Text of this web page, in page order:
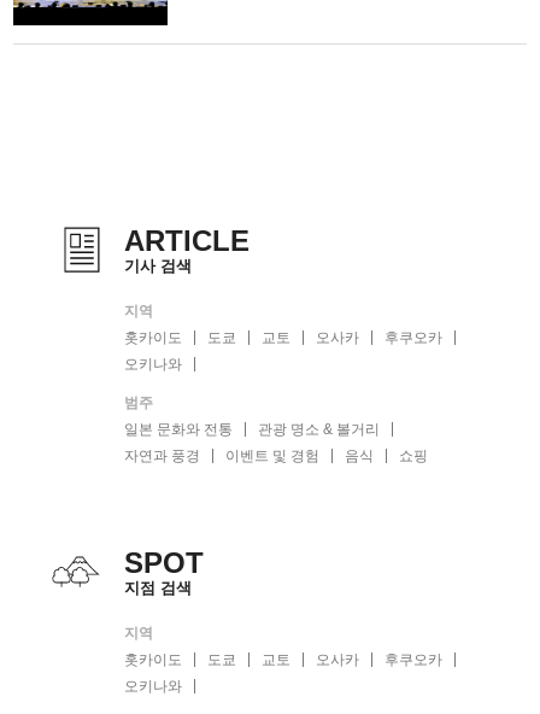
ARTICLE
기사 검색
지역
홋카이도
도쿄 교토 오사카
후쿠오카
오키나와
범주
일본 문화와 전통
관광 명소 & 볼거리
자연과 풍경
이벤트 및 경험 음식 쇼핑
SPOT
지점 검색
지역
홋카이도
도쿄 교토 오사카
후쿠오카
오키나와